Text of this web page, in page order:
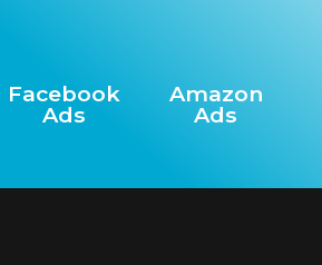
Facebook
Ads
Amazon
Ads